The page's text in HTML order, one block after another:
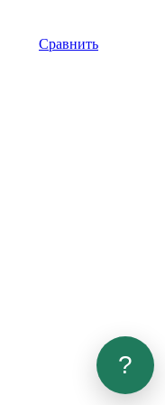
Сравнить
?